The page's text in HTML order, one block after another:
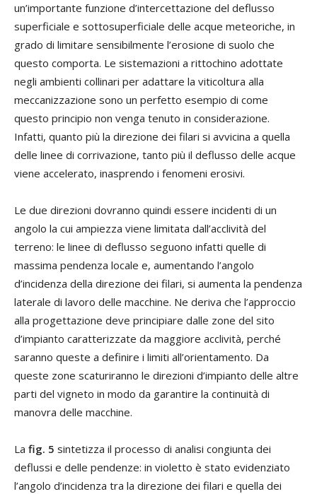
un’importante funzione d’intercettazione del deflusso
superficiale e sottosuperficiale delle acque meteoriche, in
grado di limitare sensibilmente l’erosione di suolo che
questo comporta. Le sistemazioni a rittochino adottate
negli ambienti collinari per adattare la viticoltura alla
meccanizzazione sono un perfetto esempio di come
questo principio non venga tenuto in considerazione.
Infatti, quanto più la direzione dei filari si avvicina a quella
delle linee di corrivazione, tanto più il deflusso delle acque
viene accelerato, inasprendo i fenomeni erosivi.
Le due direzioni dovranno quindi essere incidenti di un
angolo la cui ampiezza viene limitata dall’acclività del
terreno: le linee di deflusso seguono infatti quelle di
massima pendenza locale e, aumentando l’angolo
d’incidenza della direzione dei filari, si aumenta la pendenza
laterale di lavoro delle macchine. Ne deriva che l’approccio
alla progettazione deve principiare dalle zone del sito
d’impianto caratterizzate da maggiore acclività, perché
saranno queste a definire i limiti all’orientamento. Da
queste zone scaturiranno le direzioni d’impianto delle altre
parti del vigneto in modo da garantire la continuità di
manovra delle macchine.
La fig. 5 sintetizza il processo di analisi congiunta dei
deflussi e delle pendenze: in violetto è stato evidenziato
l’angolo d’incidenza tra la direzione dei filari e quella dei